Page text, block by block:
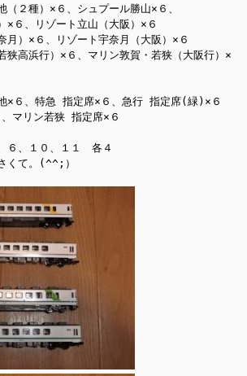
２種）×６、シュプール勝山×６、
６、リゾート立山（大阪）×６
）×６、リゾート宇奈月（大阪）×６
狭高浜行）×６、マリン敦賀・若狭（大阪行）×
×６、特急 指定席×６、急行 指定席(緑)×６
マリン若狭 指定席×６
、１０、１１　各４
くて。(^^;）